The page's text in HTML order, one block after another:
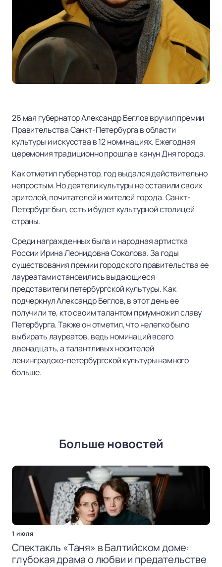
26 мая губернатор Александр Беглов вручил премии
Правительства Санкт-Петербурга в области
культуры и искусства в 12 номинациях. Ежегодная
церемония традиционно прошла в канун Дня города.
Как отметил губернатор, год выдался действительно
непростым. Но деятели культуры не оставили своих
зрителей, почитателей и жителей города. Санкт-
Петербург был, есть и будет культурной столицей
страны.
Среди награжденных была и народная артистка
России Ирина Леонидовна Соколова. За годы
существования премии городского правительства ее
лауреатами становились выдающиеся
представители петербургской культуры. Как
подчеркнул Александр Беглов, в этот день ее
получили те, кто своим талантом приумножил славу
Петербурга. Также он отметил, что нелегко было
выбирать лауреатов, ведь номинаций всего
двенадцать, а талантливых носителей
ленинградско-петербургской культуры намного
больше.
Больше новостей
1 июля
Спектакль «Таня» в Балтийском доме:
глубокая драма о любви и предательстве